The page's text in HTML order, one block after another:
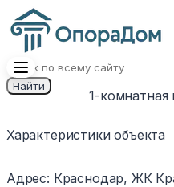
Найти
1-комнатная
недоступно
Характеристики объекта
Адрес: Краснодар, ЖК